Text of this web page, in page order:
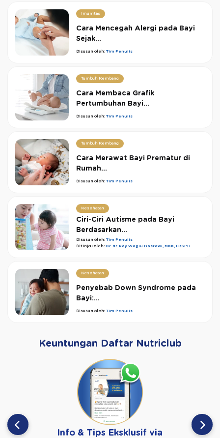
Imunitas
Cara Mencegah Alergi pada Bayi
Sejak...
Disusun oleh: Tim Penulis
Tumbuh Kembang
Cara Membaca Grafik
Pertumbuhan Bayi...
Disusun oleh: Tim Penulis
Tumbuh Kembang
Cara Merawat Bayi Prematur di
Rumah...
Disusun oleh: Tim Penulis
Kesehatan
Ciri-Ciri Autisme pada Bayi
Berdasarkan...
Disusun oleh: Tim Penulis
Ditinjau oleh: Dr. dr. Ray Wagiu Basrowi, MKK, FRSPH
Kesehatan
Penyebab Down Syndrome pada
Bayi:...
Disusun oleh: Tim Penulis
Keuntungan Daftar Nutriclub
Info & Tips Eksklusif via